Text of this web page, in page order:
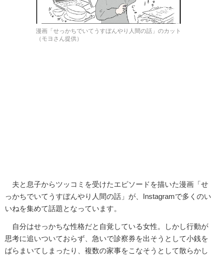
漫画「せっかちでいてうすぼんやり人間の話」のカット
（モヨさん提供）
夫と息子からツッコミを受けたエピソードを描いた漫画「せ
っかちでいてうすぼんやり人間の話」が、Instagramで多くのい
いねを集めて話題となっています。
自分はせっかちな性格だと自覚している女性。しかし行動が
思考に追いついておらず、急いで診察券を出そうとして小銭を
ばらまいてしまったり、複数の家事をこなそうとして散らかし